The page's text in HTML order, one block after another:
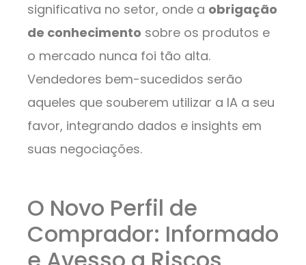
significativa no setor, onde a obrigação
de conhecimento sobre os produtos e
o mercado nunca foi tão alta.
Vendedores bem-sucedidos serão
aqueles que souberem utilizar a IA a seu
favor, integrando dados e insights em
suas negociações.
O Novo Perfil de
Comprador: Informado